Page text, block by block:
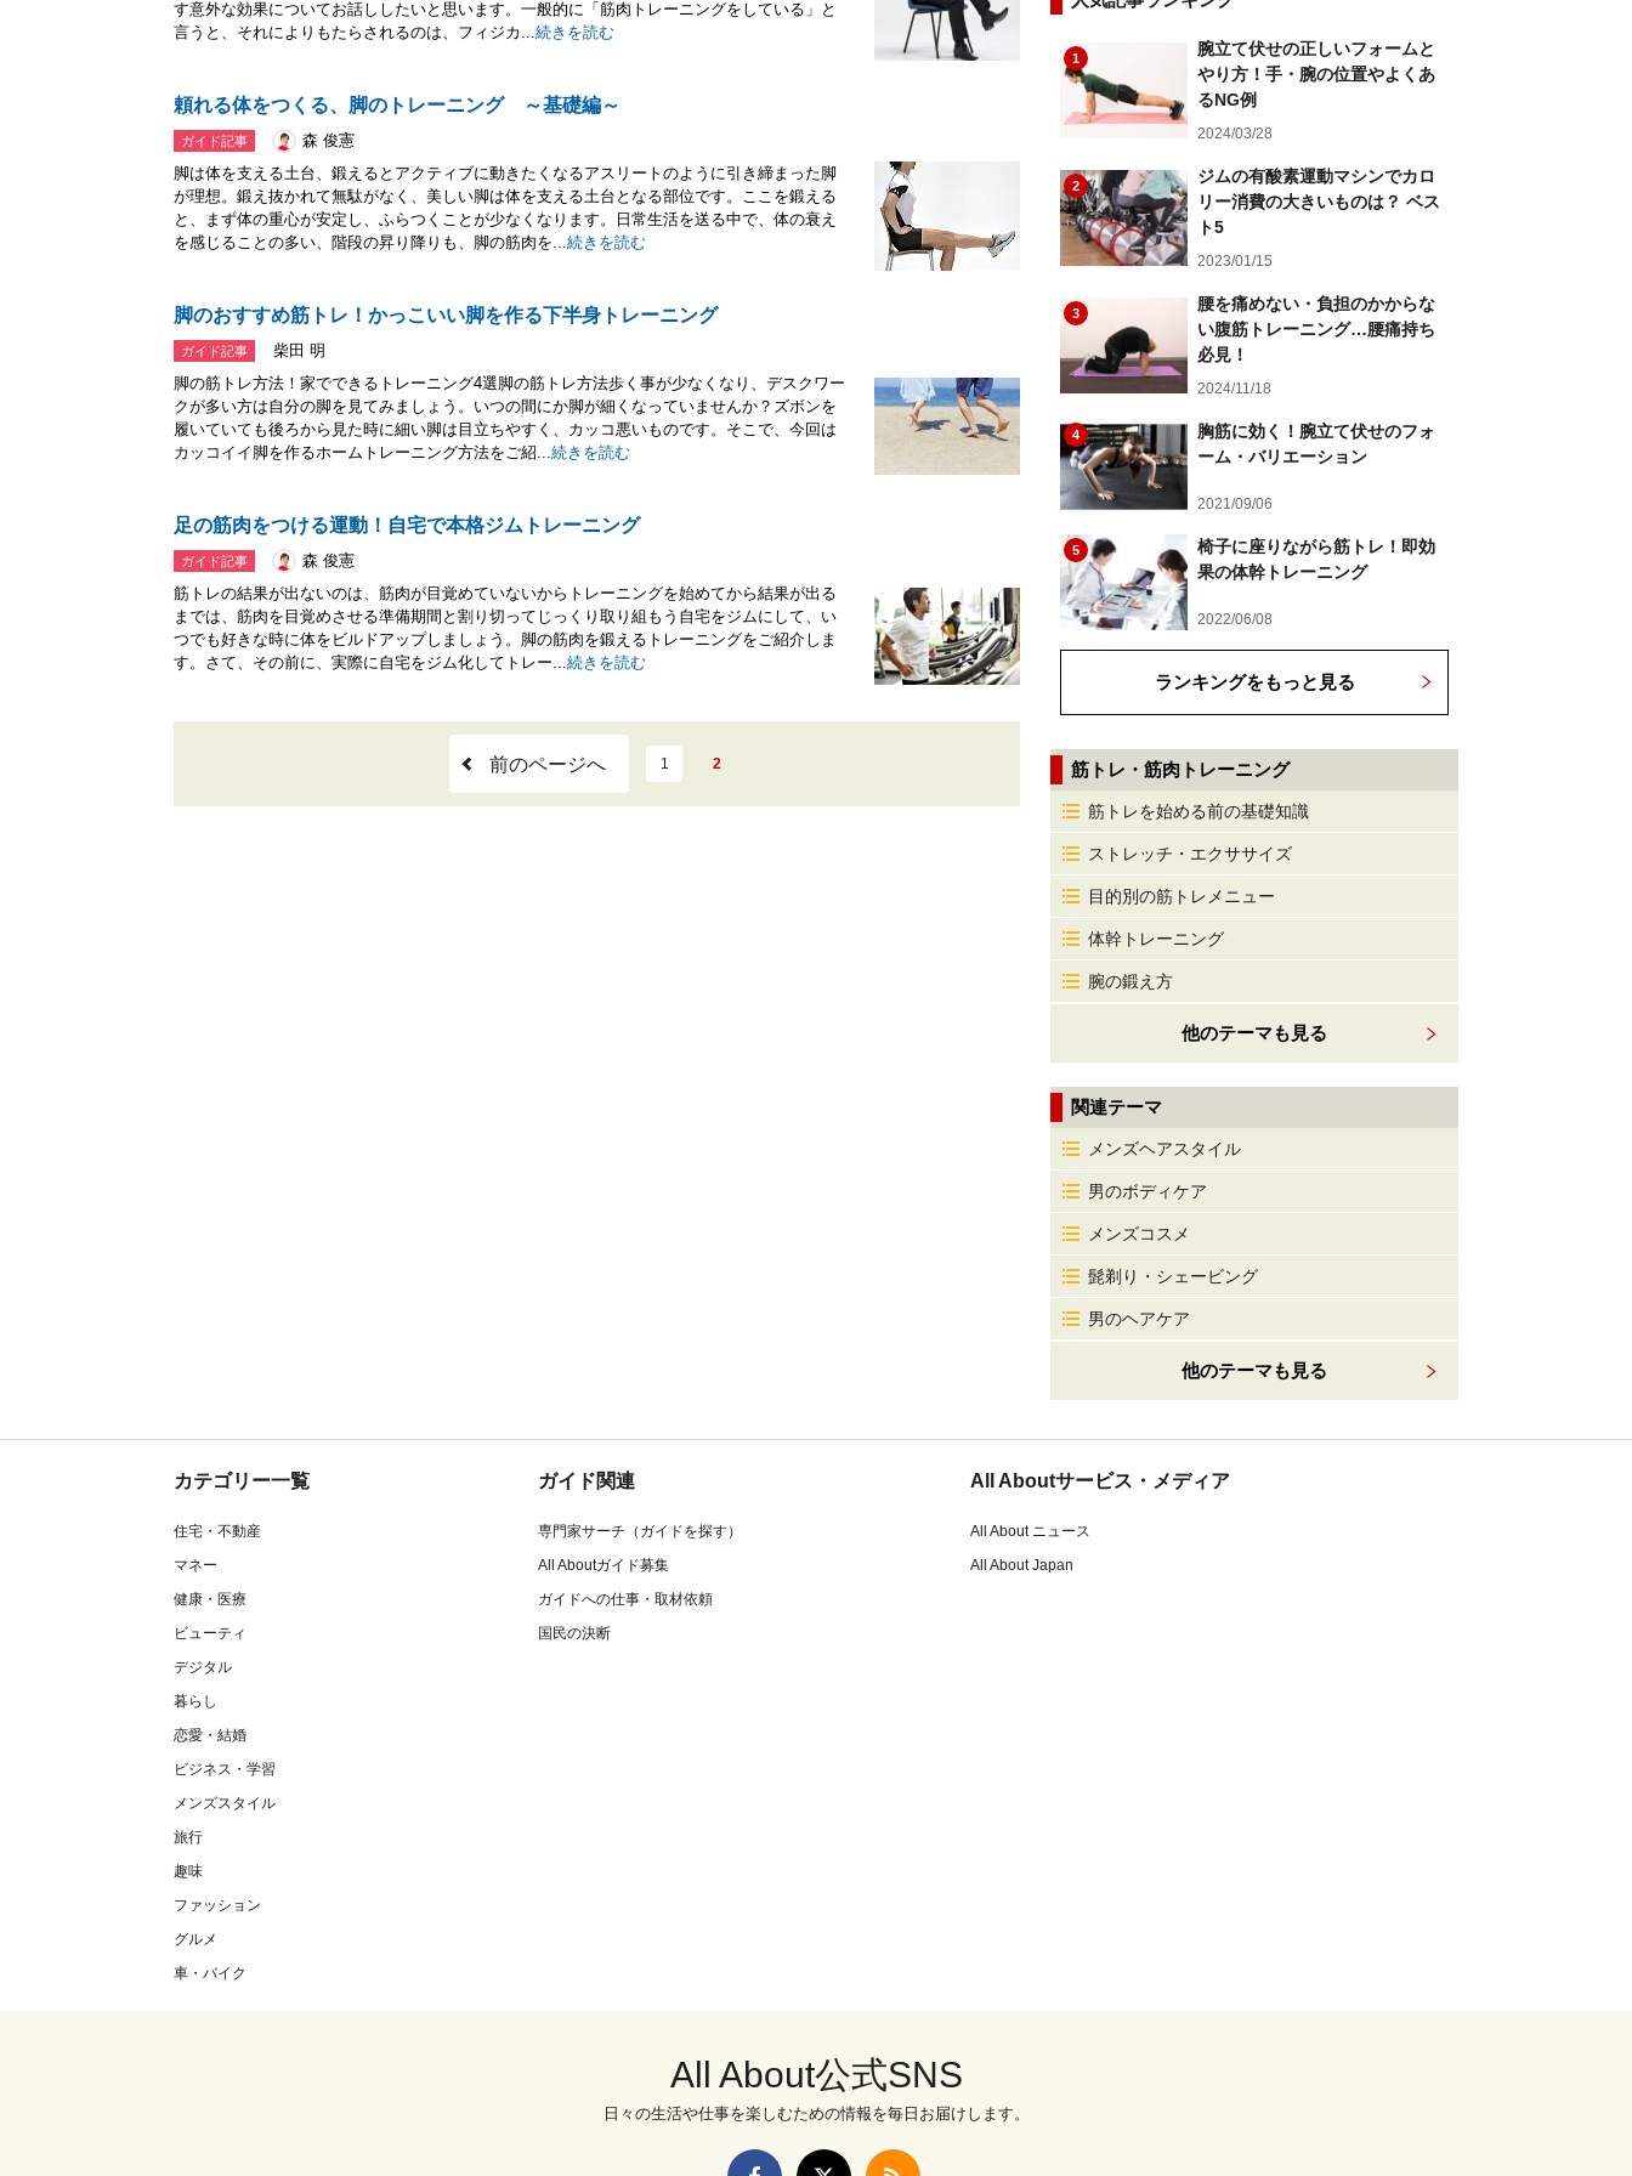
す意外な効果についてお話ししたいと思います。一般的に「筋肉トレーニングをしている」と
言うと、それによりもたらされるのは、フィジカ...続きを読む
頼れる体をつくる、脚のトレーニング ～基礎編～
ガイド記事
森 俊憲
脚は体を支える土台、鍛えるとアクティブに動きたくなるアスリートのように引き締まった脚
が理想。鍛え抜かれて無駄がなく、美しい脚は体を支える土台となる部位です。ここを鍛える
と、まず体の重心が安定し、ふらつくことが少なくなります。日常生活を送る中で、体の衰え
を感じることの多い、階段の昇り降りも、脚の筋肉を...続きを読む
脚のおすすめ筋トレ！かっこいい脚を作る下半身トレーニング
ガイド記事
柴田 明
脚の筋トレ方法！家でできるトレーニング4選脚の筋トレ方法歩く事が少なくなり、デスクワー
クが多い方は自分の脚を見てみましょう。いつの間にか脚が細くなっていませんか？ズボンを
履いていても後ろから見た時に細い脚は目立ちやすく、カッコ悪いものです。そこで、今回は
カッコイイ脚を作るホームトレーニング方法をご紹...続きを読む
足の筋肉をつける運動！自宅で本格ジムトレーニング
ガイド記事
森 俊憲
筋トレの結果が出ないのは、筋肉が目覚めていないからトレーニングを始めてから結果が出る
までは、筋肉を目覚めさせる準備期間と割り切ってじっくり取り組もう自宅をジムにして、い
つでも好きな時に体をビルドアップしましょう。脚の筋肉を鍛えるトレーニングをご紹介しま
す。さて、その前に、実際に自宅をジム化してトレー...続きを読む
前のページへ 1 2
1
腕立て伏せの正しいフォームと
やり方！手・腕の位置やよくあ
るNG例
2024/03/28
2
ジムの有酸素運動マシンでカロ
リー消費の大きいものは？ ベス
ト5
2023/01/15
3
腰を痛めない・負担のかからな
い腹筋トレーニング…腰痛持ち
必見！
2024/11/18
4
胸筋に効く！腕立て伏せのフォ
ーム・バリエーション
2021/09/06
5
椅子に座りながら筋トレ！即効
果の体幹トレーニング
2022/06/08
ランキングをもっと見る
筋トレ・筋肉トレーニング
筋トレを始める前の基礎知識
ストレッチ・エクササイズ
目的別の筋トレメニュー
体幹トレーニング
腕の鍛え方
他のテーマも見る
関連テーマ
メンズヘアスタイル
男のボディケア
メンズコスメ
髭剃り・シェービング
男のヘアケア
他のテーマも見る
カテゴリー一覧
住宅・不動産
マネー
健康・医療
ビューティ
デジタル
暮らし
恋愛・結婚
ビジネス・学習
メンズスタイル
旅行
趣味
ファッション
グルメ
車・バイク
ガイド関連
専門家サーチ（ガイドを探す）
All Aboutガイド募集
ガイドへの仕事・取材依頼
国民の決断
All Aboutサービス・メディア
All About ニュース
All About Japan
All About公式SNS
日々の生活や仕事を楽しむための情報を毎日お届けします。